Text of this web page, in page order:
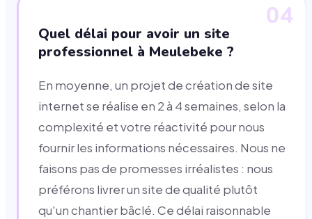
04
Quel délai pour avoir un site
professionnel à Meulebeke ?
En moyenne, un projet de création de site
internet se réalise en 2 à 4 semaines, selon la
complexité et votre réactivité pour nous
fournir les informations nécessaires. Nous ne
faisons pas de promesses irréalistes : nous
préférons livrer un site de qualité plutôt
qu'un chantier bâclé. Ce délai raisonnable